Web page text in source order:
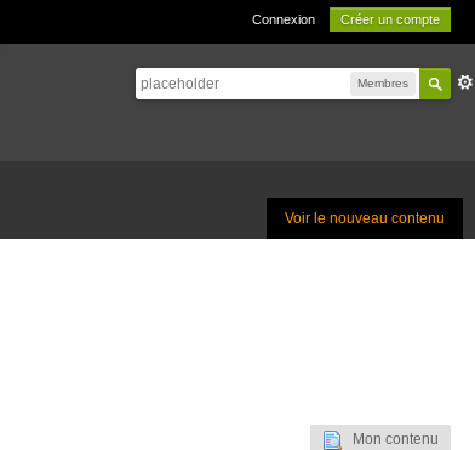
Connexion Créer un compte
Membres
Voir le nouveau contenu
Mon contenu